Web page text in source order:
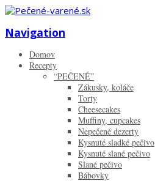
Navigation
Domov
Recepty
“PEČENÉ”
Zákusky, koláče
Torty
Cheesecakes
Muffiny, cupcakes
Nepečené dezerty
Kysnuté sladké pečivo
Kysnuté slané pečivo
Slané pečivo
Bábovky